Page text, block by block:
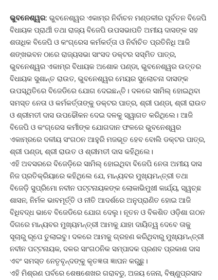
ଭୁବନେଶ୍ୱର: ଭୁବନେଶ୍ୱର ଏକାମ୍ର ନିର୍ବାଚନ ମଣ୍ଡଳୀର ପୂର୍ବତନ ବିଜେପି
ବିଧାୟକ ପ୍ରାର୍ଥୀ ତଥା ରାଜ୍ୟ ବିଜେପି ଉପସଭାପତି ଅମୀୟ ଦାସଙ୍କ ସହ
ଶତାଧିକ ବିଜେପି ଓ କଂଗ୍ରେସ କର୍ମକର୍ତ୍ତା ଓ ନିର୍ବାଚିତ ପ୍ରତିନିଧି ଆଜି
ଶଙ୍ଖଭବନ ଠାରେ ରାଜ୍ୟସଭା ସାଂସଦ ଡକ୍ଟର ସସ୍ମିତ ପାତ୍ର,
ଭୁବନେଶ୍ୱର ଏକାମ୍ର ବିଧାୟକ ଅଶୋକ ପଣ୍ଡା, ଭୁବନେଶ୍ୱର ଉତ୍ତର
ବିଧାୟକ ସୁଶାନ୍ତ ରାଉତ, ଭୁବନେଶ୍ୱର ମେୟର ସୁଲୋଚନା ଦାସଙ୍କ
ଉପସ୍ଥିତିରେ ବିଜେଡିରେ ଯୋଗ ଦେଇଛନ୍ତି। ଦଳରେ ସାମିଲ୍ ହୋଇଥିବା
ସମସ୍ତ ନେତା ଓ କର୍ମକର୍ତ୍ତାଙ୍କୁ ଡକ୍ଟର ପାତ୍ର, ଶ୍ରୀ ପଣ୍ଡା, ଶ୍ରୀ ରାଉତ
ଓ ଶ୍ରୀମତୀ ଦାସ ଉପଢୌକନ ଦେଇ ଦଳକୁ ସ୍ୱାଗତ କରିଥିଲେ। ଆଜି
ବିଜେପି ଓ କଂଗ୍ରେସ କର୍ମୀଙ୍କ ଯୋଗଦାନ ଫଳରେ ଭୁବନେଶ୍ୱର
ଏକାମ୍ରରେ ଦଳୀୟ ସଂଗଠନ ଆହୁରି ମଜଭୂତ ହେବ ବୋଲି ଡକ୍ଟର ପାତ୍ର,
ଶ୍ରୀ ପଣ୍ଡା, ଶ୍ରୀ ରାଉତ ଓ ଶ୍ରୀମତୀ ଦାସ କହିଥିଲେ।
ଏହି ଅବସରରେ ବିଜେଡ଼ିରେ ସାମିଲ୍ ହୋଇଥିବା ବିଜେପି ନେତା ଅମୀୟ ଦାସ
ନିଜ ପ୍ରତିକ୍ରିୟାରେ କହିଥିଲେ ଯେ, ମାନ୍ୟବର ମୁଖ୍ୟମନ୍ତ୍ରୀ ତଥା
ବିଜେଡ଼ି ସୁପ୍ରିମୋ ନବୀନ ପଟ୍ଟନାୟକଙ୍କ ଲୋକାଭିମୁଖୀ କାର୍ଯ୍ୟ, ସ୍ୱଚ୍ଛ
ଶାସନ, ନିର୍ମଳ ଭାବମୂର୍ତ୍ତି ଓ ନୀତି ଆଦର୍ଶରେ ଅନୁପ୍ରାଣିତ ହୋଇ ଆଜି
ବିଧିବଦ୍ଧ ଭାବେ ବିଜେଡିରେ ଯୋଗ ଦେଲୁ। ନୂତନ ଓ ବିକଶିତ ଓଡ଼ିଶା ଗଠନ
ଦିଗରେ ମାନ୍ୟବର ମୁଖ୍ୟମନ୍ତ୍ରୀ ଆମକୁ ଯାହା ଦାୟିତ୍ୱ ଦେବେ ତାକୁ
ସୂଚାରୁ ରୂପେ ତୁଲାଇବୁ। ଦଳରେ ଆମକୁ ଗ୍ରହଣ କରିଥିବାରୁ ମୁଖ୍ୟମନ୍ତ୍ରୀ
ନବୀନ ପଟ୍ଟନାୟକ, ଦଳର ସାଂଗଠନିକ ସମ୍ପାଦକ ପ୍ରଣବ ପ୍ରକାଶ ଦାସ
ଏବଂ ସମସ୍ତ ନେତୃବୃନ୍ଦଙ୍କୁ କୃତଜ୍ଞତା ଜ୍ଞାପନ କରୁଛୁ।
ଏହି ମିଶ୍ରଣ ପର୍ବରେ ଶେଷଶେଖର ଗରାବଡୁ, ଅଜୟ ଜେନା, ବିଷ୍ଣୁପ୍ରସାଦ